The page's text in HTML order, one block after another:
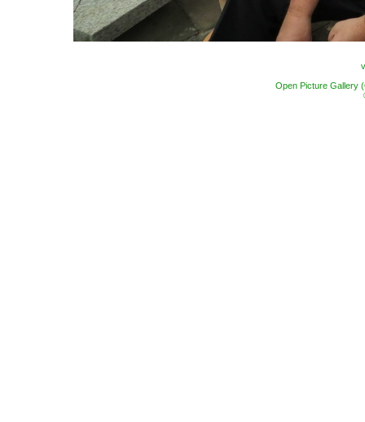
Open Picture Gallery